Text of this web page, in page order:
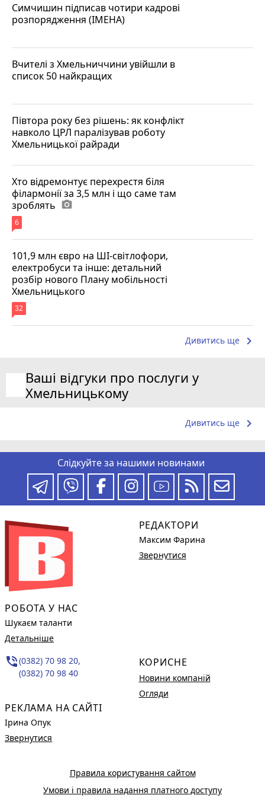
Симчишин підписав чотири кадрові
розпорядження (ІМЕНА)
Вчителі з Хмельниччини увійшли в
список 50 найкращих
Півтора року без рішень: як конфлікт
навколо ЦРЛ паралізував роботу
Хмельницької райради
Хто відремонтує перехрестя біля
філармонії за 3,5 млн і що саме там
зроблять photo_camera
6
101,9 млн євро на ШІ-світлофори,
електробуси та інше: детальний
розбір нового Плану мобільності
Хмельницького
32
Дивитись ще keyboard_arrow_right
Ваші відгуки про послуги у
Хмельницькому
Дивитись ще keyboard_arrow_right
Слідкуйте за нашими новинами
РОБОТА У НАС
Шукаєм таланти
Детальніше
phone_in_talk(0382) 70 98 20,
(0382) 70 98 40
РЕКЛАМА НА САЙТІ
Ірина Опук
Звернутися
РЕДАКТОРИ
Максим Фарина
Звернутися
КОРИСНЕ
Новини компаній
Огляди
Правила користування сайтом
Умови і правила надання платного доступу